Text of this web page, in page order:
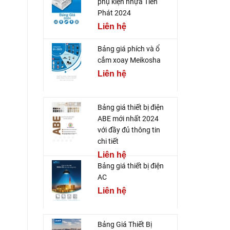
phụ kiện nhựa Tiến
Phát 2024
Liên hệ
Bảng giá phích và ổ
cắm xoay Meikosha
Liên hệ
Bảng giá thiết bị điện
ABE mới nhất 2024
với đầy đủ thông tin
chi tiết
Liên hệ
Bảng giá thiết bị điện
AC
Liên hệ
Bảng Giá Thiết Bị